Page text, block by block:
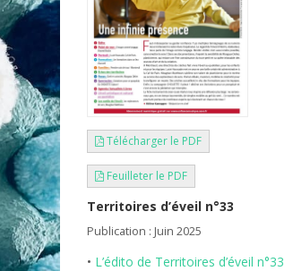
Télécharger le PDF
Feuilleter le PDF
Territoires d’éveil n°33
Publication : Juin 2025
• L’édito de Territoires d’éveil n°33